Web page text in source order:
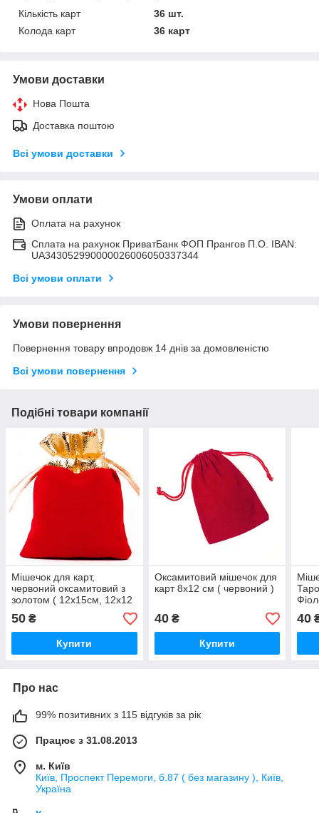
Кількість карт
36 шт.
Колода карт
36 карт
Умови доставки
Нова Пошта
Доставка поштою
Всі умови доставки
Умови оплати
Оплата на рахунок
Сплата на рахунок ПриватБанк ФОП Прангов П.О. IBAN:
UA343052990000026006050337344
Всі умови оплати
Умови повернення
Повернення товару впродовж 14 днів за домовленістю
Всі умови повернення
Подібні товари компанії
Мішечок для карт,
червоний оксамитовий з
золотом ( 12х15см, 12х12
)
50 ₴
Купити
Оксамитовий мішечок для
карт 8х12 см ( червоний )
40₴
Купити
40
Про нас
99% позитивних з 115 відгуків за рік
Працює з 31.08.2013
м. Київ
Київ, Проспект Перемоги, б.87 ( без магазину ), Київ,
Україна